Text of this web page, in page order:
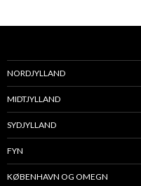
NORDJYLLAND
MIDTJYLLAND
SYDJYLLAND
FYN
KØBENHAVN OG OMEGN